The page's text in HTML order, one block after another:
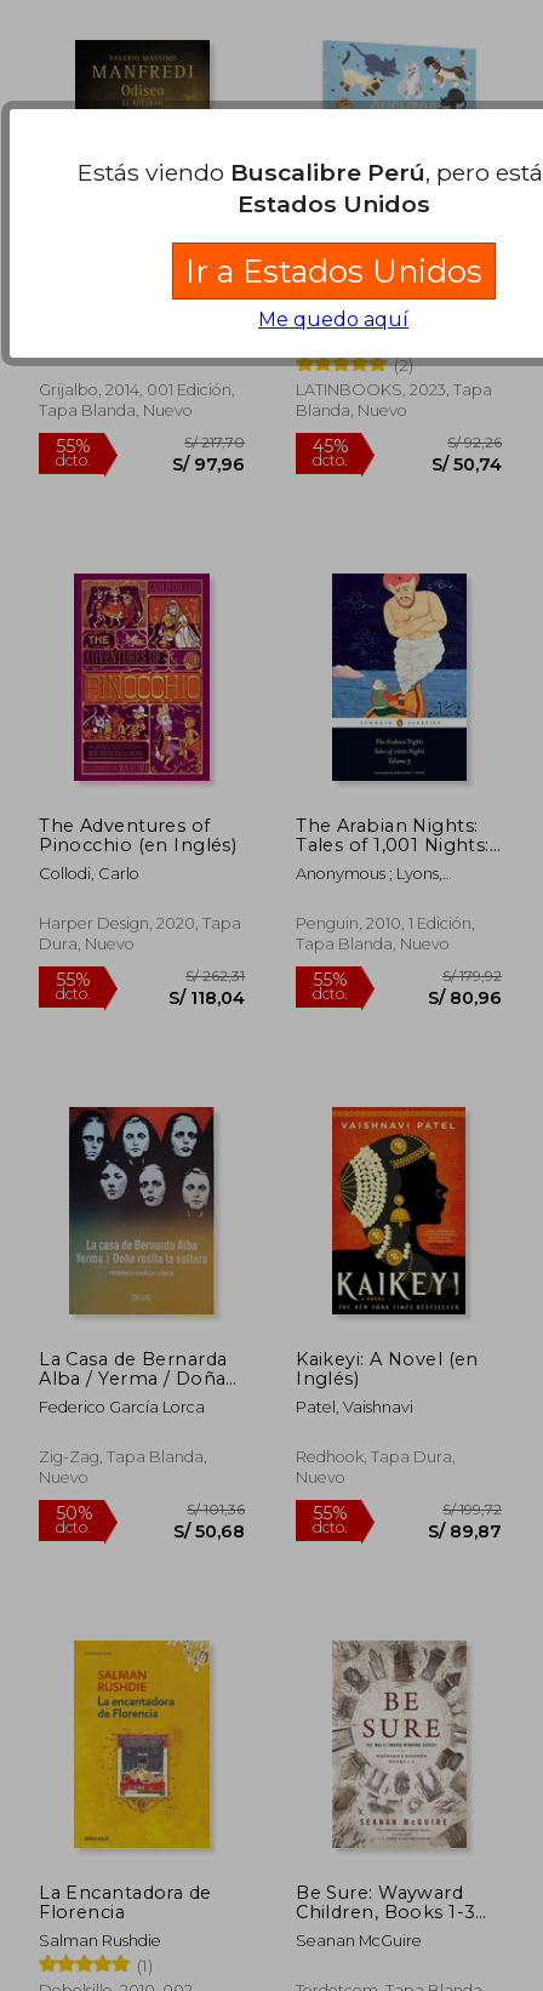
20%
dcto. S/ 64,00
55%
dcto. S/
Grijalbo, 2014, 001 Edición,
Tapa Blanda, Nuevo
dcto. S/ 97,96
- HISTORIAS REALES
DE FELINOS
(2)
LATINBOOKS, 2023, Tapa
Blanda, Nuevo
dcto.
The Adventures of
Pinocchio (en Inglés)
Collodi, Carlo
Harper Design, 2020, Tapa
Dura, Nuevo
The Arabian Nights:
Tales of 1,001 Nights:
Volume 3 (Penguin
Classics) (en Inglés)
Anonymous ; Lyons,
Penguin, 2010, 1 Edición,
Tapa Blanda, Nuevo
La Casa de Bernarda
Alba / Yerma / Doña
Rosita la Soltera
Federico García Lorca
Zig-Zag, Tapa Blanda,
Nuevo
Kaikeyi: A Novel (en
Inglés)
Patel, Vaishnavi
Redhook, Tapa Dura,
Nuevo
La Encantadora de
Florencia
Salman Rushdie
(1)
Be Sure: Wayward
Children, Books 1-3
(en Inglés)
Seanan McGuire
Estás viendo Buscalibre Perú, pero
Estados Unidos
Ir a Estados Unidos
Me quedo aquí